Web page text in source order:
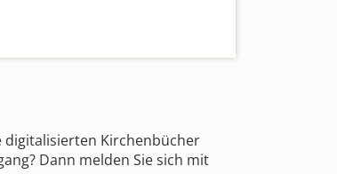
digitalisierten Kirchenbücher
Dann melden Sie sich mit